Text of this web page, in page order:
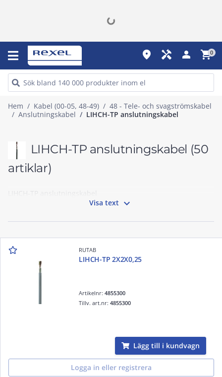
place handyman person shopping_cart0
Hem Kabel (00-05, 48-49)
48 - Tele- och svagströmskabel
Anslutningskabel
LIHCH-TP anslutningskabel
LIHCH-TP anslutningskabel (50
artiklar)
LIHCH-TP anslutningskabel
Visa text 
RUTAB
LIHCH-TP 2X2X0,25
Artikelnr:4855300
Tillv. art.nr:4855300
Lägg till i kundvagn
Logga in eller registrera